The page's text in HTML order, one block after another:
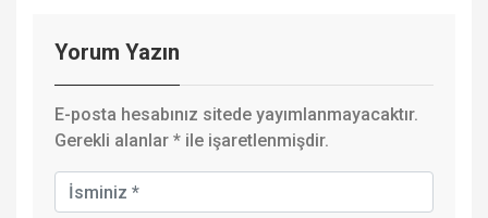
Yorum Yazın
E-posta hesabınız sitede yayımlanmayacaktır.
Gerekli alanlar * ile işaretlenmişdir.